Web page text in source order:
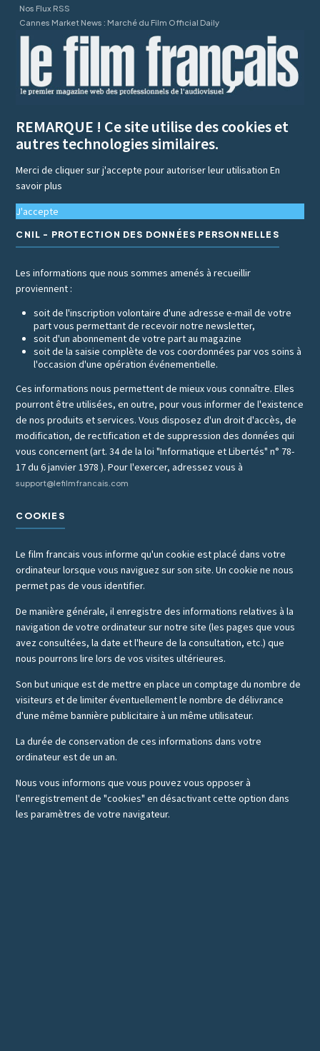
Nos Flux RSS
Cannes Market News : Marché du Film Official Daily
REMARQUE ! Ce site utilise des cookies et
autres technologies similaires.
Merci de cliquer sur j'accepte pour autoriser leur utilisationEn
savoir plus
J'accepte
CNIL - PROTECTION DES DONNÉES PERSONNELLES
Les informations que nous sommes amenés à recueillir
proviennent :
soit de l'inscription volontaire d'une adresse e-mail de votre
part vous permettant de recevoir notre newsletter,
soit d'un abonnement de votre part au magazine
soit de la saisie complète de vos coordonnées par vos soins à
l'occasion d'une opération événementielle.
Ces informations nous permettent de mieux vous connaître. Elles
pourront être utilisées, en outre, pour vous informer de l'existence
de nos produits et services. Vous disposez d'un droit d'accès, de
modification, de rectification et de suppression des données qui
vous concernent (art. 34 de la loi "Informatique et Libertés" n° 78-
17 du 6 janvier 1978 ). Pour l'exercer, adressez vous à
support@lefilmfrancais.com
COOKIES
Le film francais vous informe qu'un cookie est placé dans votre
ordinateur lorsque vous naviguez sur son site. Un cookie ne nous
permet pas de vous identifier.
De manière générale, il enregistre des informations relatives à la
navigation de votre ordinateur sur notre site (les pages que vous
avez consultées, la date et l'heure de la consultation, etc.) que
nous pourrons lire lors de vos visites ultérieures.
Son but unique est de mettre en place un comptage du nombre de
visiteurs et de limiter éventuellement le nombre de délivrance
d'une même bannière publicitaire à un même utilisateur.
La durée de conservation de ces informations dans votre
ordinateur est de un an.
Nous vous informons que vous pouvez vous opposer à
l'enregistrement de "cookies" en désactivant cette option dans
les paramètres de votre navigateur.